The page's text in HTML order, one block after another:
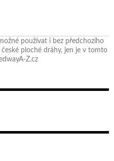
používat i bez předchozího
ploché dráhy, jen je v tomto
Z.cz